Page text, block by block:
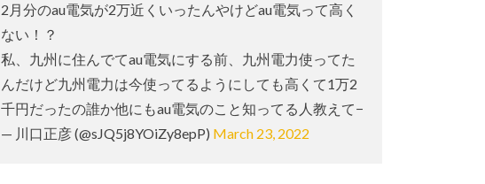
2月分のau電気が2万近くいったんやけどau電気って高く
ない！？
私、九州に住んでてau電気にする前、九州電力使ってた
んだけど九州電力は今使ってるようにしても高くて1万2
千円だったの誰か他にもau電気のこと知ってる人教えて−
— 川口正彦 (@sJQ5j8YOiZy8epP) March 23, 2022